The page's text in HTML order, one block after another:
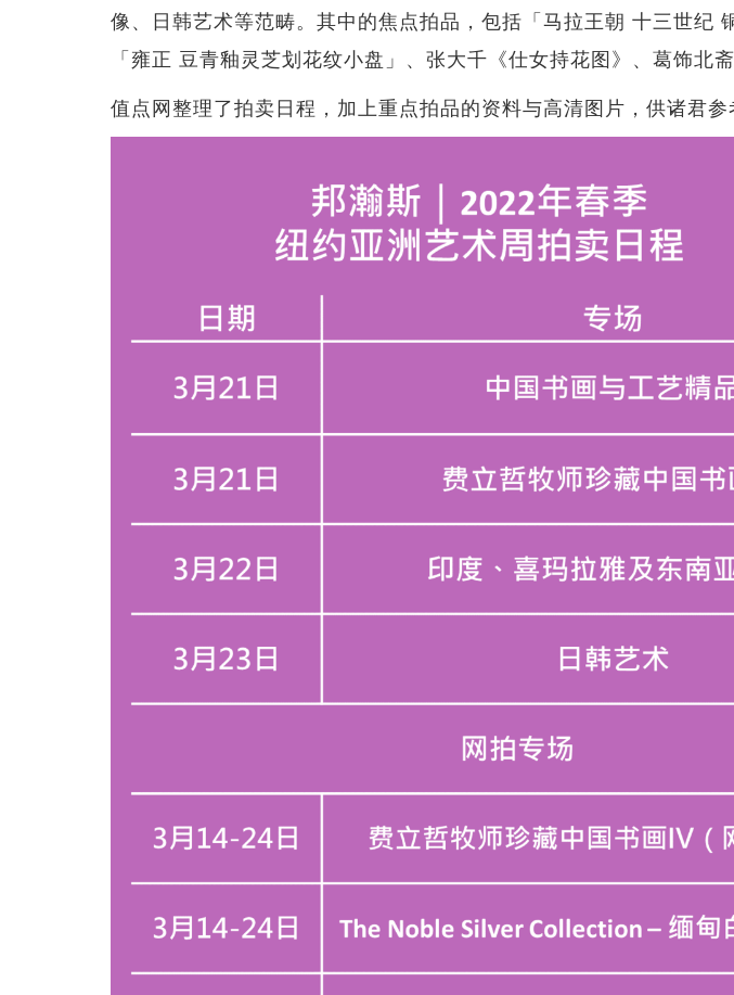
像、日韩艺术等范畴。其中的焦点拍品，包括「马拉王朝 十三世纪
「雍正 豆青釉灵芝划花纹小盘」、张大千《仕女持花图》、葛饰北
值点网整理了拍卖日程，加上重点拍品的资料与高清图片，供诸君参